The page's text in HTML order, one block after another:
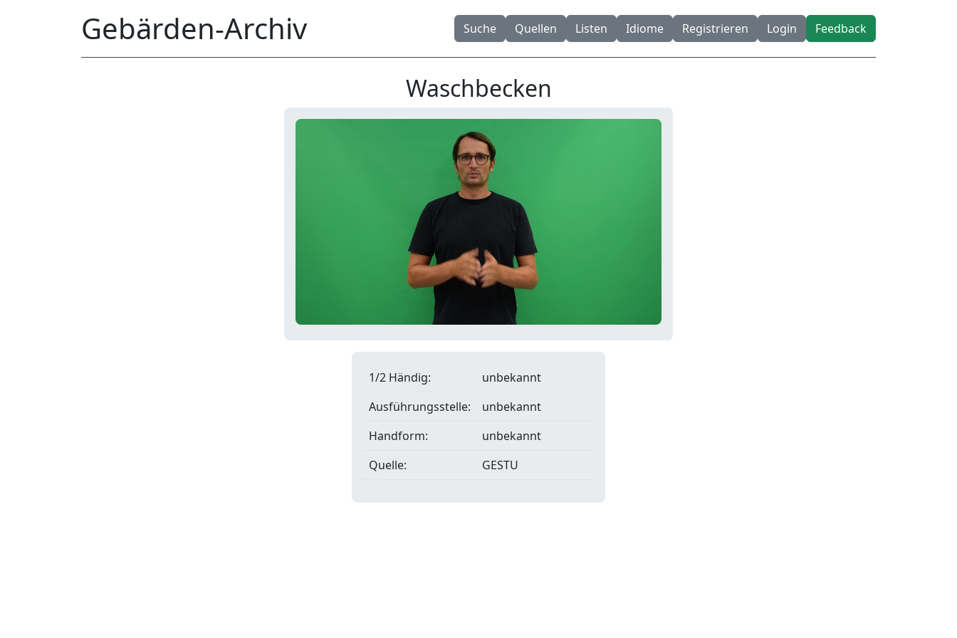
Gebärden-Archiv Suche Quellen Listen Idiome Registrieren Login Feedback
Waschbecken
1/2 Händig:
unbekannt
Ausführungsstelle:
unbekannt
Handform:
unbekannt
Quelle:
GESTU